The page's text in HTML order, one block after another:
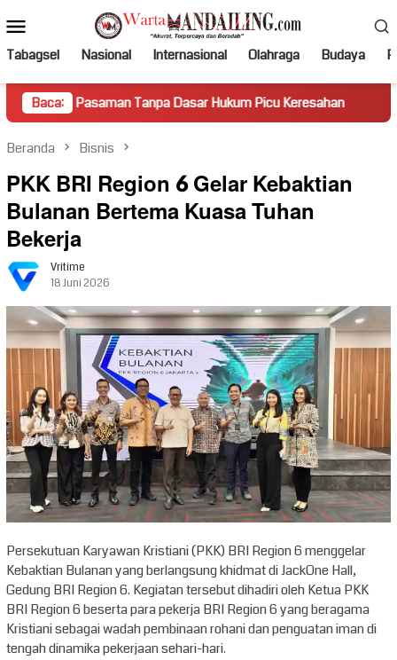
ke
kontenMobile
Tabagsel Nasional Internasional Olahraga Budaya
Baca:Tanpa Dasar Hukum Picu Keresahan Truk Miring
Beranda Bisnis
PKK BRI Region 6 Gelar Kebaktian
Bulanan Bertema Kuasa Tuhan
Bekerja
Vritime
18 Juni 2026
Persekutuan Karyawan Kristiani (PKK) BRI Region 6 menggelar
Kebaktian Bulanan yang berlangsung khidmat di JackOne Hall,
Gedung BRI Region 6. Kegiatan tersebut dihadiri oleh Ketua PKK
BRI Region 6 beserta para pekerja BRI Region 6 yang beragama
Kristiani sebagai wadah pembinaan rohani dan penguatan iman di
tengah dinamika pekerjaan sehari-hari.